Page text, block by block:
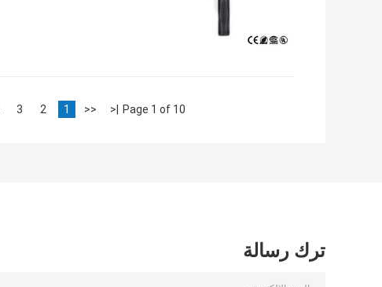
Page 1 of 10
|<
<<
1
2
3
ترك رسالة